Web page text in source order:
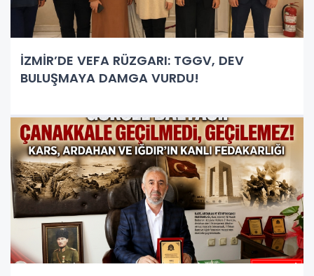
İZMİR’DE VEFA RÜZGARI: TGGV, DEV
BULUŞMAYA DAMGA VURDU!